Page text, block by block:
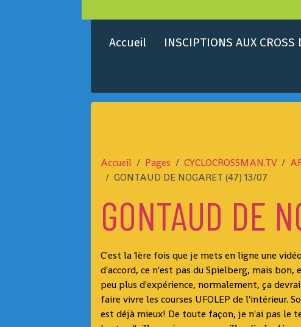
Accueil INSCIPTIONS AUX CROSS
Accueil Pages CYCLOCROSSMAN.TV
GONTAUD DE NOGARET (47) 13/07
GONTAUD DE
C'est la 1ère fois que je mets en ligne une
d'accord, ce n'est pas du Spielberg, mais
peu plus d'expérience, normalement, ça
faire vivre les courses UFOLEP de l'intérieur.
est déjà mieux! De toute façon, je n'ai pas le